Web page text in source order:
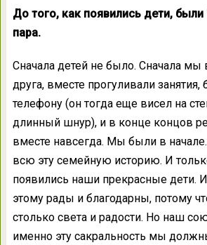
До того, как появились дети,
пара.
Сначала детей не было. Сначала мы
друга, вместе прогуливали занятия,
телефону (он тогда еще висел на
длинный шнур), и в конце концов
вместе навсегда. Мы были в
всю эту семейную историю. И
появились наши прекрасные дети.
этому рады и благодарны, потому
столько света и радости. Но наш
именно эту сакральность мы